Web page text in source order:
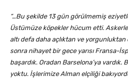
“…Bu şekilde 13 gün görülmemiş
Üstümüze köpekler hücum etti.
altı defa daha açlıktan ve
sonra nihayet bir gece yarısı Fransa-
başardık. Oradan Barselona’ya vardık.
yoktu. İşlerimize Alman elçiliği